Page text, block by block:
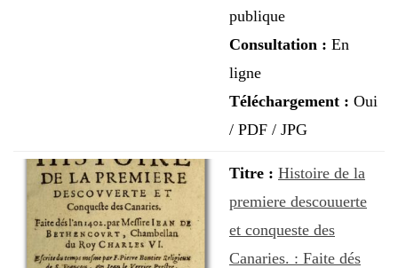
publique
Consultation : En
ligne
Téléchargement : Oui
/ PDF / JPG
Titre : Histoire de la
premiere descouuerte
et conqueste des
Canaries. : Faite dés